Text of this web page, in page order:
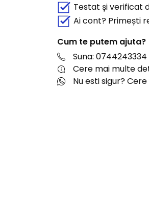
Testat și verificat
Ai cont? Primești
Cum te putem ajuta?
Suna:
Cere mai multe
Nu esti sigur?